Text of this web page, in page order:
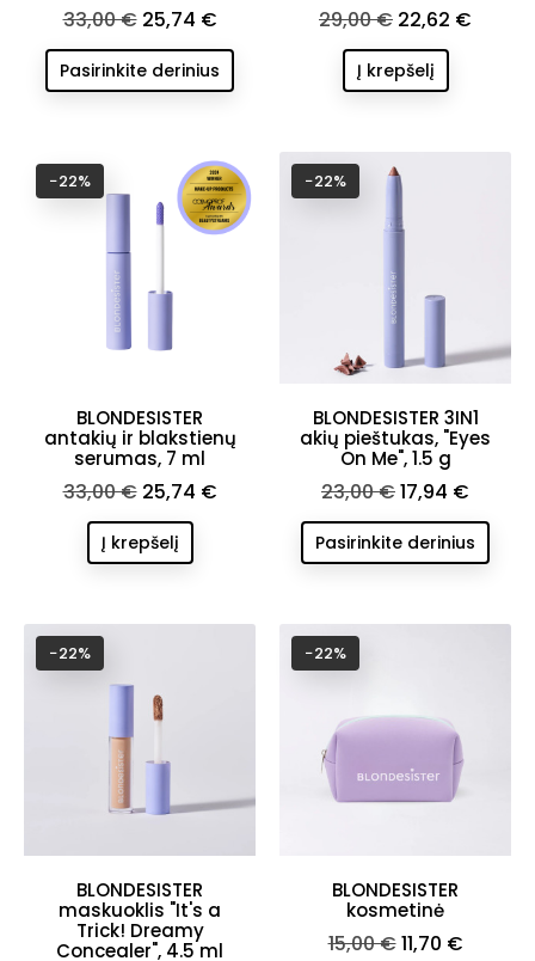
Bazinė
kaina
33,00 € Kaina
25,74 €
Pasirinkite derinius
Bazinė
kaina
29,00 € Kaina
22,62 €
Į krepšelį
BLONDESISTER
antakių ir blakstienų
serumas, 7 ml
Bazinė
kaina
33,00 € Kaina
25,74 €
Į krepšelį
−22%
BLONDESISTER 3IN1
akių pieštukas, "Eyes
On Me", 1.5 g
Bazinė
kaina
23,00 €Kaina
17,94 €
Pasirinkite derinius
−22%
BLONDESISTER
maskuoklis "It's a
Trick! Dreamy
Concealer", 4.5 ml
−22%
BLONDESISTER
kosmetinė
Bazinė
15,00 €Kaina
11,70 €
−22%